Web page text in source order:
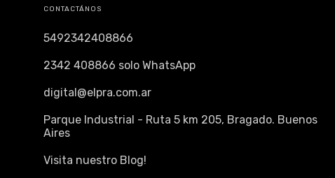
CONTACTÁNOS
5492342408866
2342 408866 solo WhatsApp
digital@elpra.com.ar
Parque Industrial - Ruta 5 km 205, Bragado. Buenos
Aires
Visita nuestro Blog!